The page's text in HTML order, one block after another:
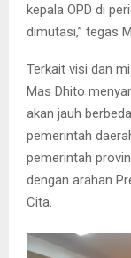
kepala OPD di
dimutasi,” tegas
Terkait visi dan
Mas Dhito
akan jauh
pemerintah
pemerintah
dengan arahan
Cita.